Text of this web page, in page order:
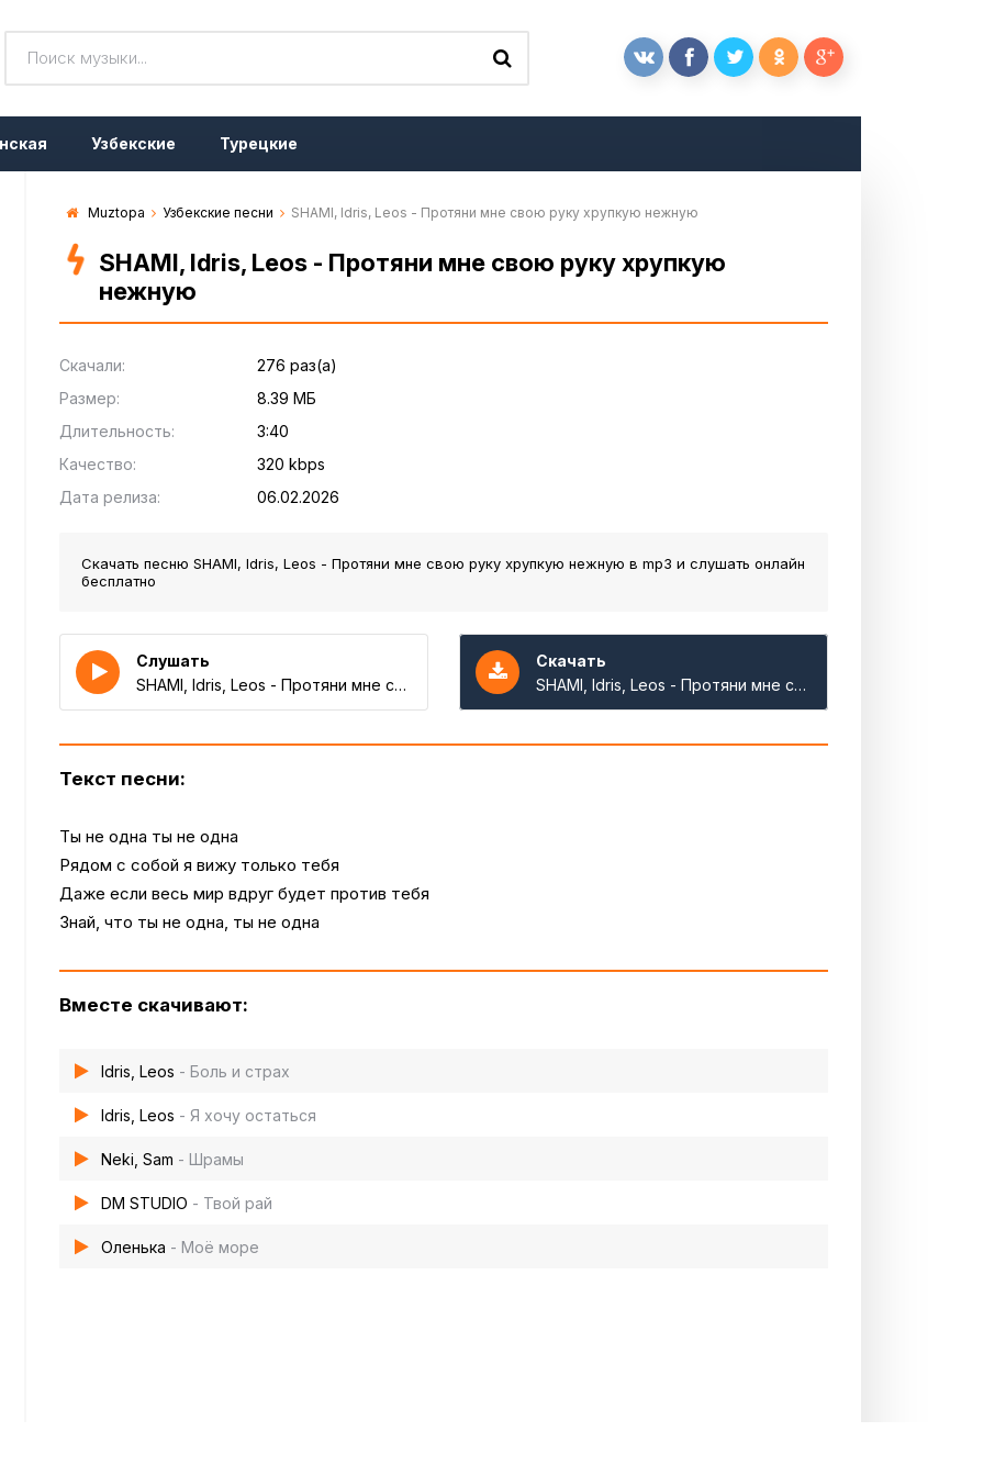
Узбекские Турецкие
Muztopa Узбекские песни SHAMI, Idris, Leos - Протяни мне свою руку хрупкую нежную
SHAMI, Idris, Leos - Протяни мне свою руку хрупкую
нежную
Скачали:
276 раз(а)
Размер:
8.39 МБ
Длительность:
3:40
Качество:
320 kbps
Дата релиза:
06.02.2026
Скачать песню SHAMI, Idris, Leos - Протяни мне свою руку хрупкую нежную в mp3 и слушать онлайн
бесплатно
Слушать
SHAMI, Idris, Leos - Протяни мне свою руку хрупкую нежную
Скачать
SHAMI, Idris, Leos - Протяни мне свою руку хрупкую нежную
Текст песни:
Ты не одна ты не одна
Рядом с собой я вижу только тебя
Даже если весь мир вдруг будет против тебя
Знай, что ты не одна, ты не одна
Вместе скачивают:
Idris, Leos - Боль и страх
Idris, Leos - Я хочу остаться
Neki, Sam - Шрамы
DM STUDIO - Твой рай
Оленька - Моё море